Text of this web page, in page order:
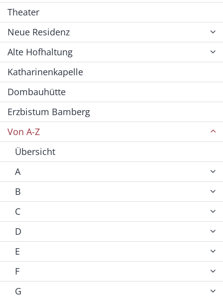
Theater
Neue Residenz
Alte Hofhaltung
Katharinenkapelle
Dombauhütte
Erzbistum Bamberg
Von A-Z
Übersicht
A
B
C
D
E
F
G